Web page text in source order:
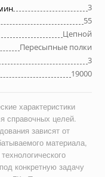
3
55
Цепной
Пересыпные полки
3
19000
характеристики
справочных целей.
зависят от
материала,
конкретную задачу